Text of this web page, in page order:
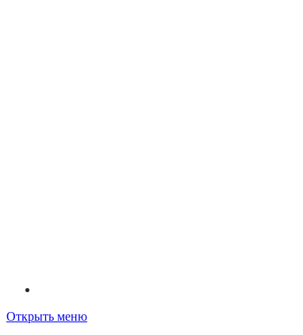
Открыть меню